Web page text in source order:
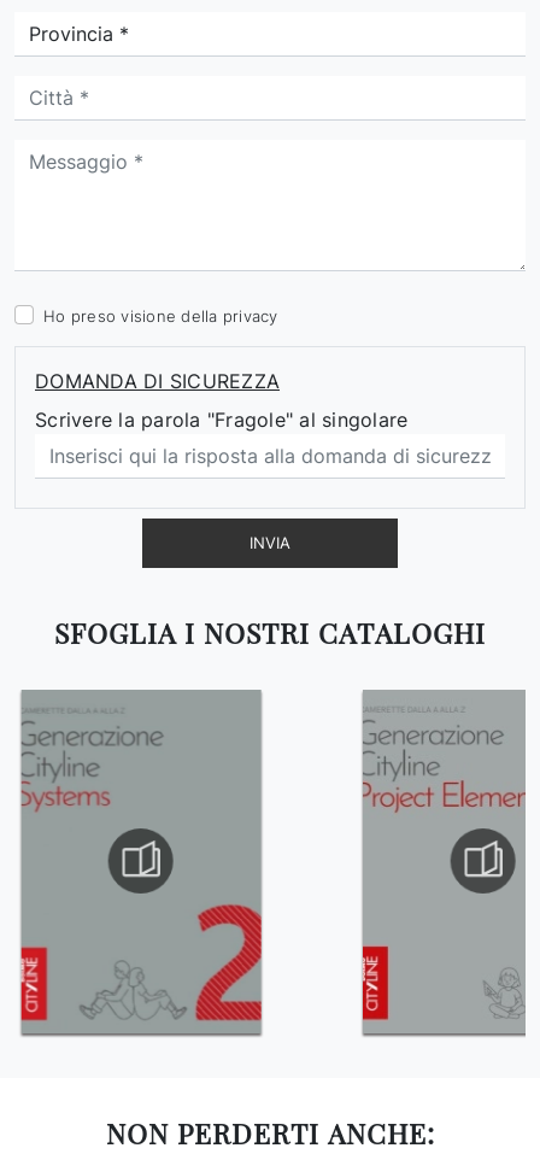
SFOGLIA I NOSTRI CATALOGHI
Ho preso visione della privacy
DOMANDA DI SICUREZZA
Scrivere la parola "Fragole" al singolare
INVIA
NON PERDERTI ANCHE: